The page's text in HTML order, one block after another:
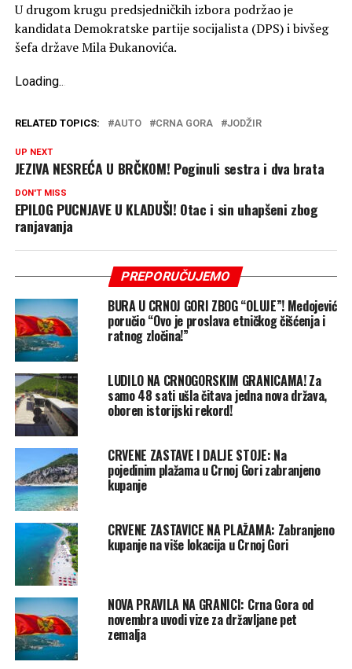
U drugom krugu predsjedničkih izbora podržao je
kandidata Demokratske partije socijalista (DPS) i bivšeg
šefa države Mila Đukanovića.
Loading...
RELATED TOPICS: AUTO CRNA GORA JODŽIR
UP NEXT
JEZIVA NESREĆA U BRČKOM! Poginuli sestra i dva brata
DON'T MISS
EPILOG PUCNJAVE U KLADUŠI! Otac i sin uhapšeni zbog
ranjavanja
PREPORUČUJEMO
BURA U CRNOJ GORI ZBOG “OLUJE”! Medojević
poručio “Ovo je proslava etničkog čišćenja i
ratnog zločina!”
LUDILO NA CRNOGORSKIM GRANICAMA! Za
samo 48 sati ušla čitava jedna nova država,
oboren istorijski rekord!
CRVENE ZASTAVE I DALJE STOJE: Na
pojedinim plažama u Crnoj Gori zabranjeno
kupanje
CRVENE ZASTAVICE NA PLAŽAMA: Zabranjeno
kupanje na više lokacija u Crnoj Gori
NOVA PRAVILA NA GRANICI: Crna Gora od
novembra uvodi vize za državljane pet
zemalja